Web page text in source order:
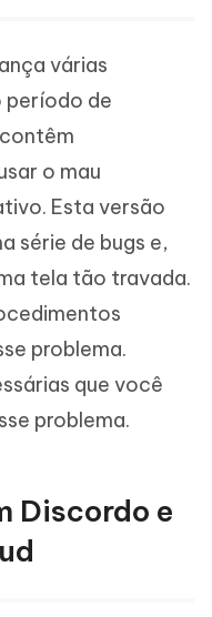
várias
período de
o mau
Esta versão
série de bugs e,
tela tão travada.
problema.
que você
problema.
Discordo e